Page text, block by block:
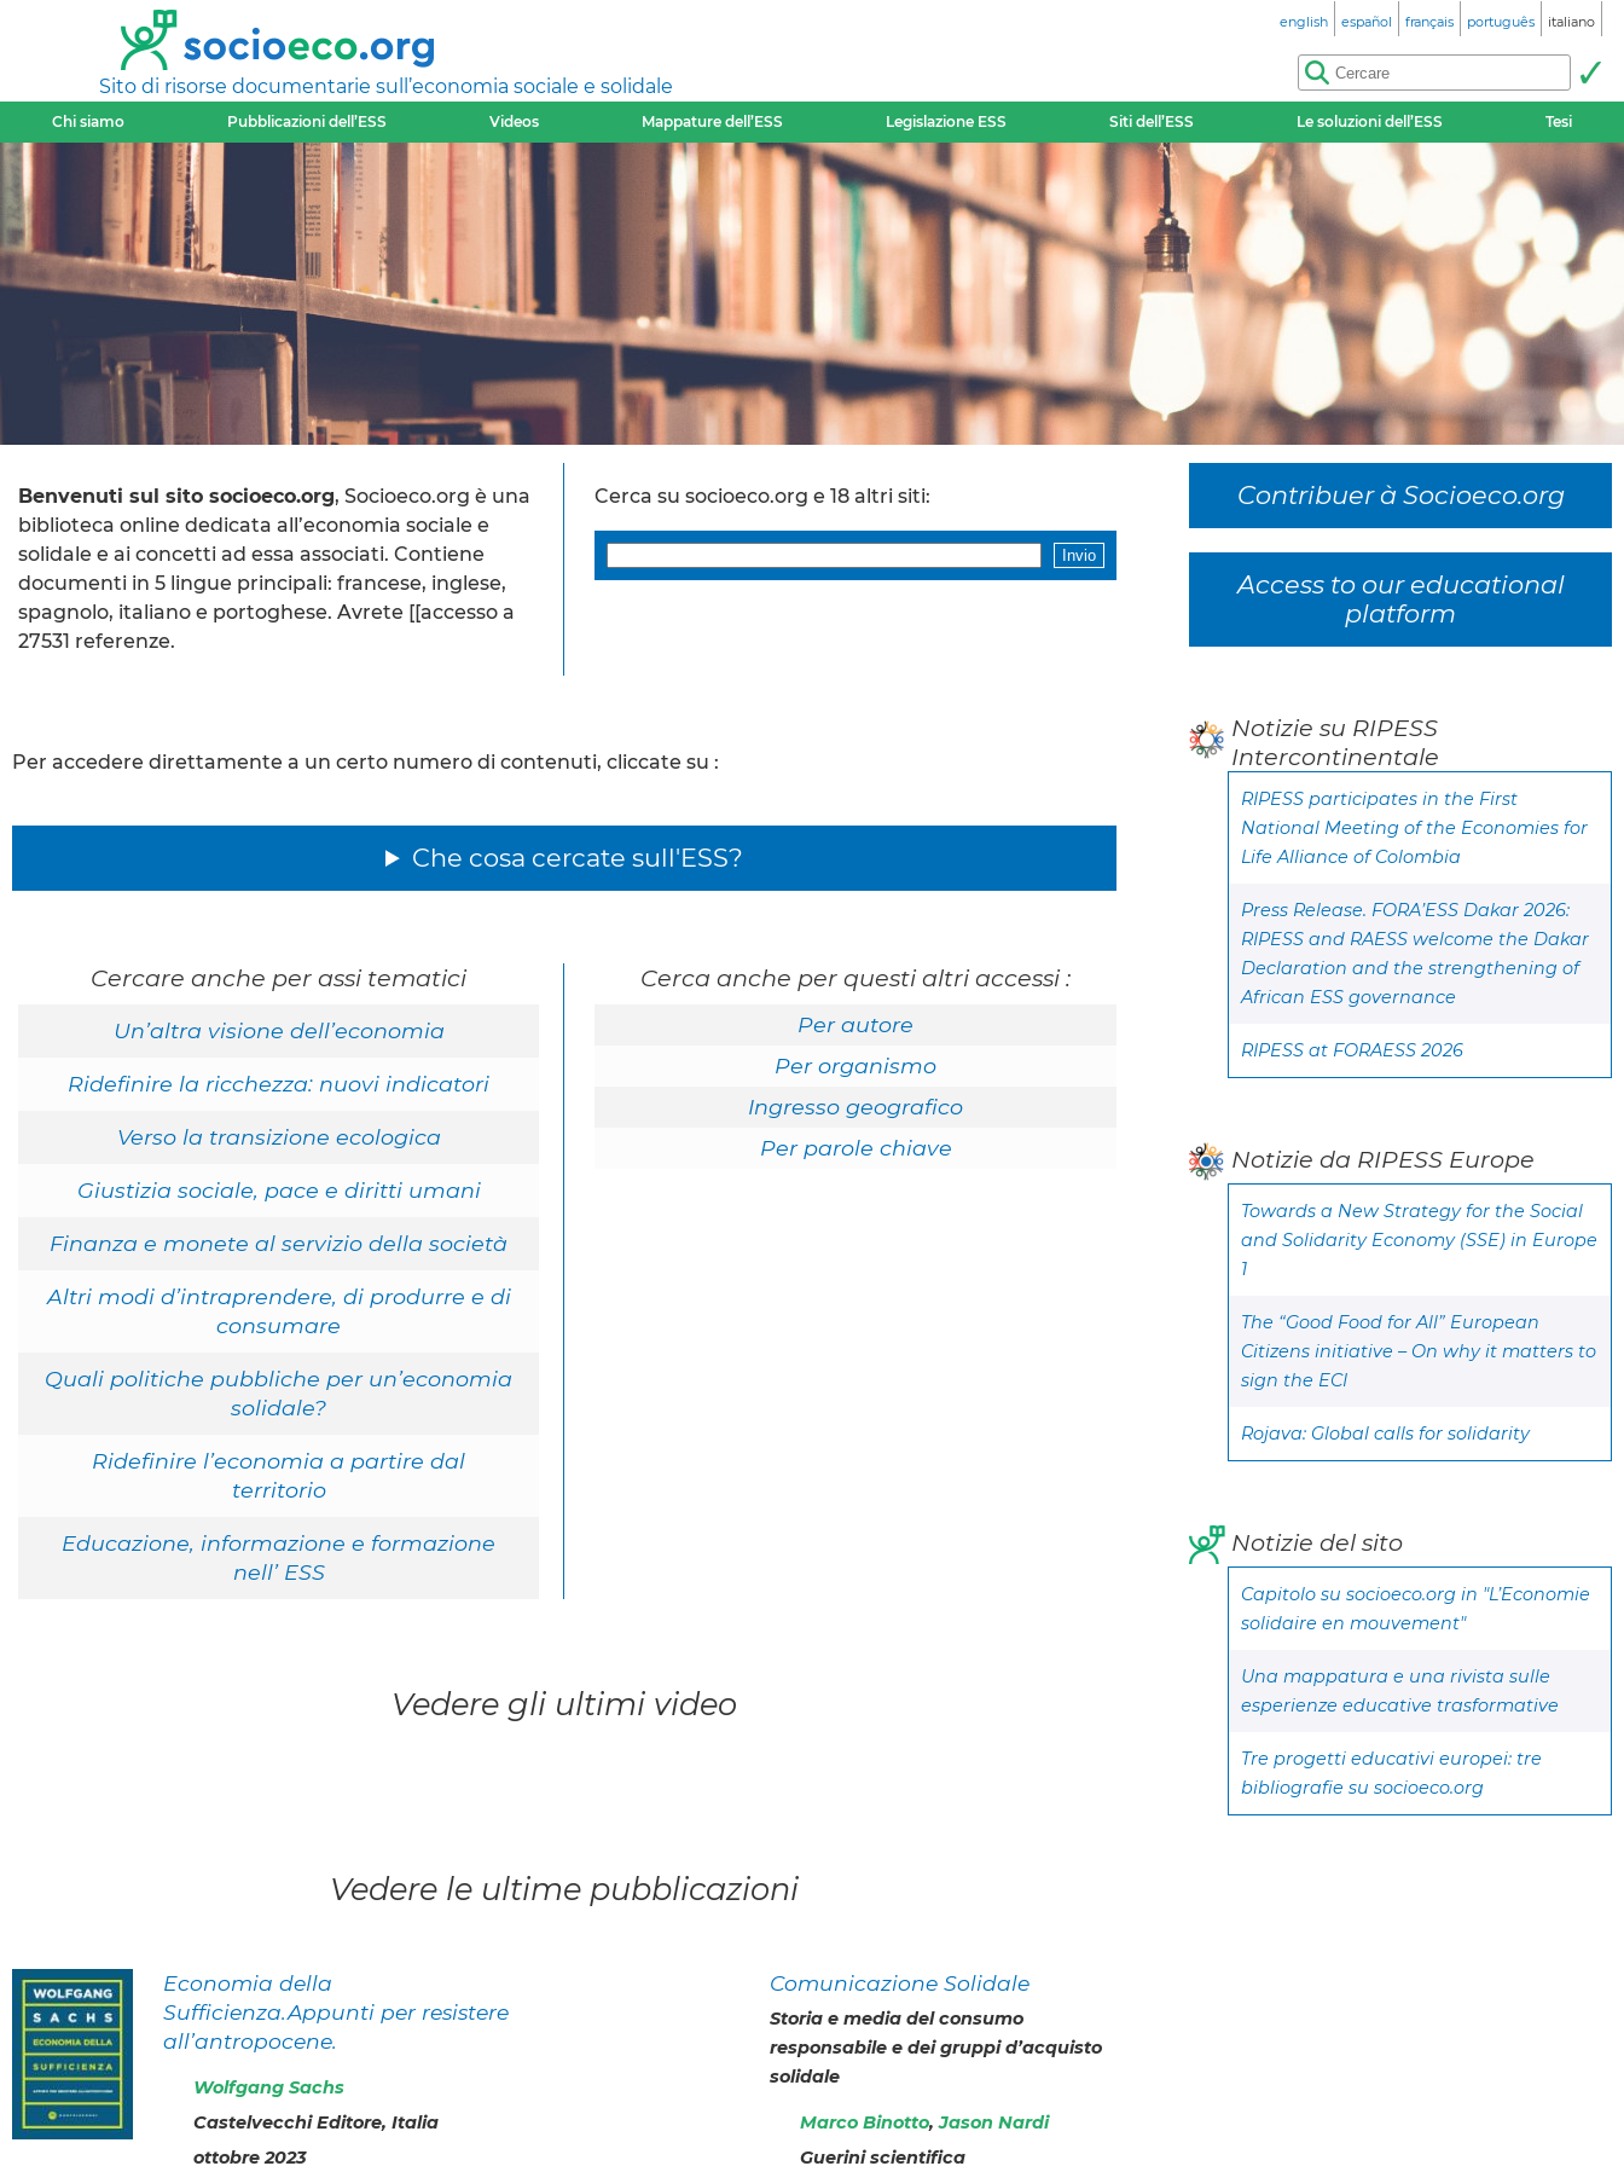
Sito di risorse documentarie sull’economia sociale e solidale
english español français português italiano
Chi siamo Pubblicazioni dell’ESS Videos Mappature dell’ESS Legislazione ESS Siti dell’ESS Le soluzioni dell’ESS Tesi
Benvenuti sul sito socioeco.org, Socioeco.org è una
biblioteca online dedicata all’economia sociale e
solidale e ai concetti ad essa associati. Contiene
documenti in 5 lingue principali: francese, inglese,
spagnolo, italiano e portoghese. Avrete [[accesso a
27531 referenze.
Cerca su socioeco.org e 18 altri siti:
Per accedere direttamente a un certo numero di contenuti, cliccate su :
Che cosa cercate sull'ESS?
Cercare anche per assi tematici
Un’altra visione dell’economia
Ridefinire la ricchezza: nuovi indicatori
Verso la transizione ecologica
Giustizia sociale, pace e diritti umani
Finanza e monete al servizio della società
Altri modi d’intraprendere, di produrre e di
consumare
Quali politiche pubbliche per un’economia
solidale?
Ridefinire l’economia a partire dal
territorio
Educazione, informazione e formazione
nell’ ESS
Cerca anche per questi altri accessi :
Per autore
Per organismo
Ingresso geografico
Per parole chiave
Vedere gli ultimi video
Vedere le ultime pubblicazioni
Economia della
Sufficienza.Appunti per resistere
all’antropocene.
Wolfgang Sachs
Castelvecchi Editore, Italia
ottobre 2023
Comunicazione Solidale
Storia e media del consumo
responsabile e dei gruppi d’acquisto
solidale
Marco Binotto,Jason Nardi
Guerini scientifica
Contribuer à Socioeco.org
Access to our educational
platform
Notizie su RIPESS
Intercontinentale
RIPESS participates in the First
National Meeting of the Economies for
Life Alliance of Colombia
Press Release. FORA’ESS Dakar 2026:
RIPESS and RAESS welcome the Dakar
Declaration and the strengthening of
African ESS governance
RIPESS at FORAESS 2026
Notizie da RIPESS Europe
Towards a New Strategy for the Social
and Solidarity Economy (SSE) in Europe
1
The “Good Food for All” European
Citizens initiative – On why it matters to
sign the ECI
Rojava: Global calls for solidarity
Notizie del sito
Capitolo su socioeco.org in "L’Economie
solidaire en mouvement"
Una mappatura e una rivista sulle
esperienze educative trasformative
Tre progetti educativi europei: tre
bibliografie su socioeco.org